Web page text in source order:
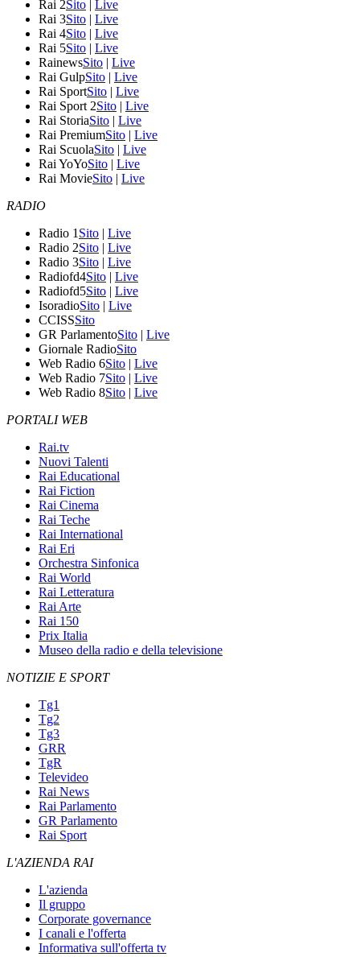
Rai 2Sito | Live
Rai 3Sito | Live
Rai 4Sito | Live
Rai 5Sito | Live
RainewsSito | Live
Rai GulpSito | Live
Rai SportSito | Live
Rai Sport 2Sito | Live
Rai StoriaSito | Live
Rai PremiumSito | Live
Rai ScuolaSito | Live
Rai YoYoSito | Live
Rai MovieSito | Live
RADIO
Radio 1 Sito | Live
Radio 2Sito | Live
Radio 3Sito | Live
Radiofd4Sito | Live
Radiofd5Sito | Live
IsoradioSito | Live
CCISSSito
GR ParlamentoSito | Live
Giornale RadioSito
Web Radio 6Sito | Live
Web Radio 7Sito | Live
Web Radio 8Sito | Live
PORTALI WEB
Rai.tv
Nuovi Talenti
Rai Educational
Rai Fiction
Rai Cinema
Rai Teche
Rai International
Rai Eri
Orchestra Sinfonica
Rai World
Rai Letteratura
Rai Arte
Rai 150
Prix Italia
Museo della radio e della televisione
NOTIZIE E SPORT
Tg1
Tg2
Tg3
GRR
TgR
Televideo
Rai News
Rai Parlamento
GR Parlamento
Rai Sport
L'AZIENDA RAI
L'azienda
Il gruppo
Corporate governance
I canali e l'offerta
Informativa sull'offerta tv